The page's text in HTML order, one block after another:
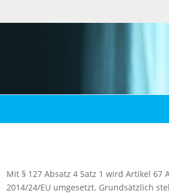
Mit § 127 Absatz 4 Satz 1 wird Artikel 67
2014/24/EU umgesetzt. Grundsätzlich